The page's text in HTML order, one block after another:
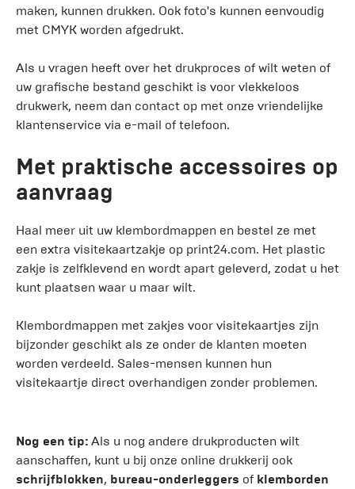
maken, kunnen drukken. Ook foto's kunnen eenvoudig
met CMYK worden afgedrukt.
Als u vragen heeft over het drukproces of wilt weten of
uw grafische bestand geschikt is voor vlekkeloos
drukwerk, neem dan contact op met onze vriendelijke
klantenservice via e-mail of telefoon.
Met praktische accessoires op
aanvraag
Haal meer uit uw klembordmappen en bestel ze met
een extra visitekaartzakje op print24.com. Het plastic
zakje is zelfklevend en wordt apart geleverd, zodat u het
kunt plaatsen waar u maar wilt.
Klembordmappen met zakjes voor visitekaartjes zijn
bijzonder geschikt als ze onder de klanten moeten
worden verdeeld. Sales-mensen kunnen hun
visitekaartje direct overhandigen zonder problemen.
Nog een tip: Als u nog andere drukproducten wilt
aanschaffen, kunt u bij onze online drukkerij ook
schrijfblokken, bureau-onderleggers of klemborden